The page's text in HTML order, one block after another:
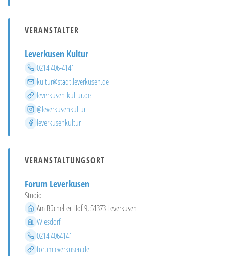
VERANSTALTER
Leverkusen Kultur
Telefon
0214 406-4141
E-Mail
kultur@stadt.leverkusen.de
Website
leverkusen-kultur.de
Instagram
@leverkusenkultur
Facebook
leverkusenkultur
VERANSTALTUNGSORT
Forum Leverkusen
Studio
Adresse
Am Büchelter Hof 9, 51373 Leverkusen
Stadtteil
Wiesdorf
Telefon
0214 4064141
Website
forumleverkusen.de